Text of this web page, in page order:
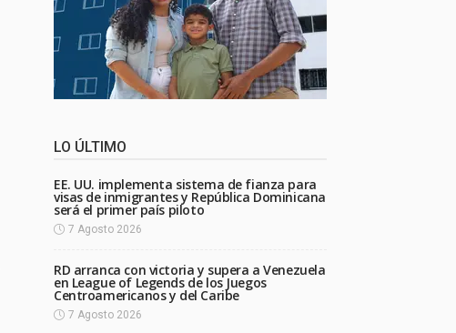
LO ÚLTIMO
EE. UU. implementa sistema de fianza para
visas de inmigrantes y República Dominicana
será el primer país piloto
7 Agosto 2026
RD arranca con victoria y supera a Venezuela
en League of Legends de los Juegos
Centroamericanos y del Caribe
7 Agosto 2026